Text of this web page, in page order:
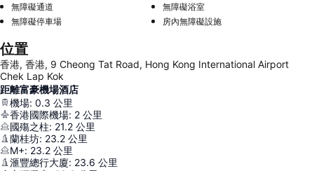
無障礙通道
無障礙浴室
無障礙停車場
房內無障礙設施
位置
香港, 香港, 9 Cheong Tat Road, Hong Kong International Airport
Chek Lap Kok
距離富豪機場酒店
機場: 0.3 公里
香港國際機場: 2 公里
國殤之柱: 21.2 公里
蘭桂坊: 23.2 公里
M+: 23.2 公里
滙豐總行大廈: 23.6 公里